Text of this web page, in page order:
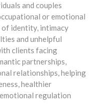
and couples
or emotional
identity, intimacy
and unhelpful
clients facing
partnerships,
relationships, helping
healthier
regulation